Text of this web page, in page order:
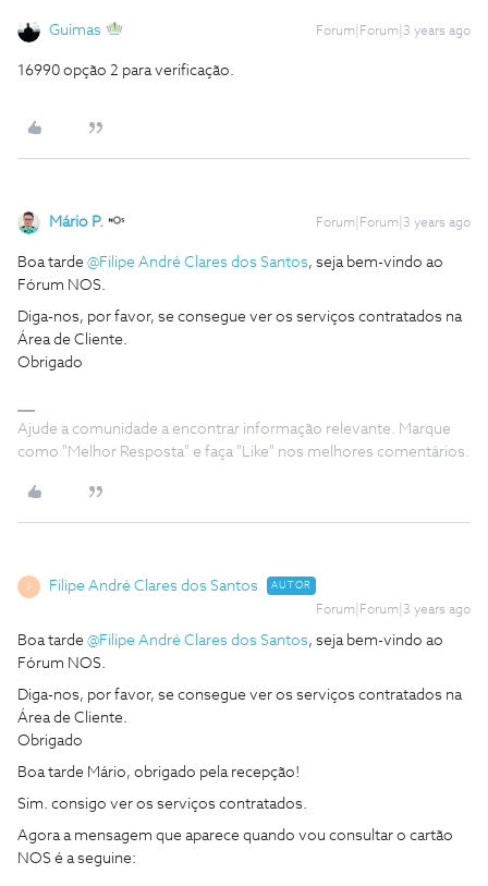
Guimas Forum|Forum|3 years ago
16990 opção 2 para verificação.
Mário P. Forum|Forum|3 years ago
Boa tarde @Filipe André Clares dos Santos, seja bem-vindo ao
Fórum NOS.
Diga-nos, por favor, se consegue ver os serviços contratados na
Área de Cliente.
Obrigado
Ajude a comunidade a encontrar informação relevante. Marque
como "Melhor Resposta" e faça "Like" nos melhores comentários.
F Filipe André Clares dos Santos AUTOR
Forum|Forum|3 years ago
Boa tarde @Filipe André Clares dos Santos, seja bem-vindo ao
Fórum NOS.
Diga-nos, por favor, se consegue ver os serviços contratados na
Área de Cliente.
Obrigado
Boa tarde Mário, obrigado pela recepção!
Sim. consigo ver os serviços contratados.
Agora a mensagem que aparece quando vou consultar o cartão
NOS é a seguine: